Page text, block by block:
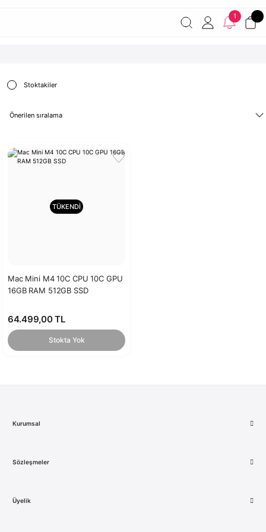
7000 TL ve üzeri
Şirketinize ait cihazları JAMF ile
1
Stoktakiler
TÜKENDİ
Mac Mini M4 10C CPU 10C GPU
16GB RAM 512GB SSD
64.499,00 TL
Stokta Yok
Kurumsal
Sözleşmeler
Üyelik